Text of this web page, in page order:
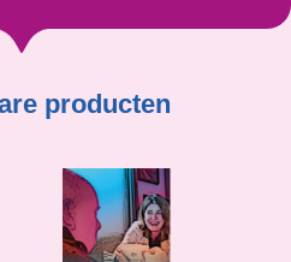
producten